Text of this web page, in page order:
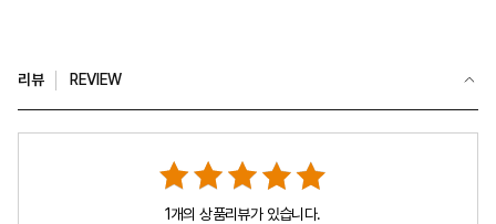
리뷰 REVIEW
1개의 상품리뷰가 있습니다.